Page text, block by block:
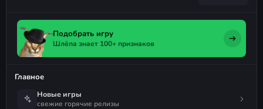
Подобрать игру
Шлёпа знает 100+ признаков
Главное
Новые игры
свежие горячие релизы